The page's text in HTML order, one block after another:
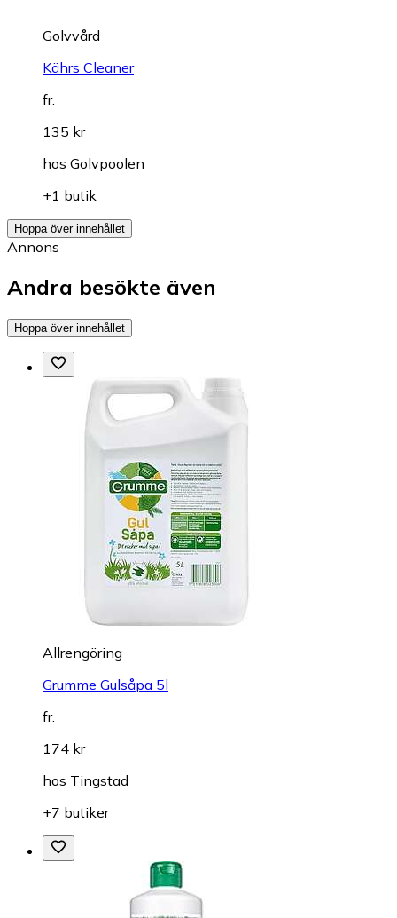
Golvvård
Kährs Cleaner
fr.
135 kr
hos Golvpoolen
+1 butik
Hoppa över innehållet
Annons
Andra besökte även
Hoppa över innehållet
Allrengöring
Grumme Gulsåpa 5l
fr.
174 kr
hos Tingstad
+7 butiker